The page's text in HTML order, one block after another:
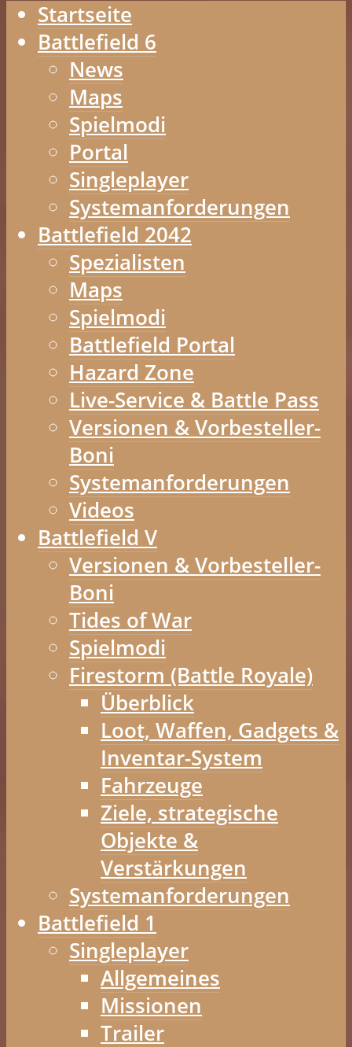
Startseite
Battlefield 6
News
Maps
Spielmodi
Portal
Singleplayer
Systemanforderungen
Battlefield 2042
Spezialisten
Maps
Spielmodi
Battlefield Portal
Hazard Zone
Live-Service & Battle Pass
Versionen & Vorbesteller-
Boni
Systemanforderungen
Videos
Battlefield V
Versionen & Vorbesteller-
Boni
Tides of War
Spielmodi
Firestorm (Battle Royale)
Überblick
Loot, Waffen, Gadgets &
Inventar-System
Fahrzeuge
Ziele, strategische
Objekte &
Verstärkungen
Systemanforderungen
Battlefield 1
Singleplayer
Allgemeines
Missionen
Trailer